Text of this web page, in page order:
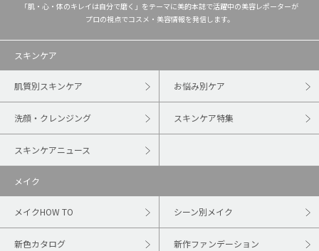
「肌・心・体のキレイは自分で磨く」をテーマに美的本誌で活躍中の美容レポーターが
プロの視点でコスメ・美容情報を発信します。
スキンケア
肌質別スキンケア お悩み別ケア
洗顔・クレンジング スキンケア特集
スキンケアニュース
メイク
メイクHOW TO シーン別メイク
新色カタログ 新作ファンデーション